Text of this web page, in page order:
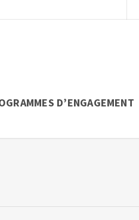
D’ENGAGEMENT